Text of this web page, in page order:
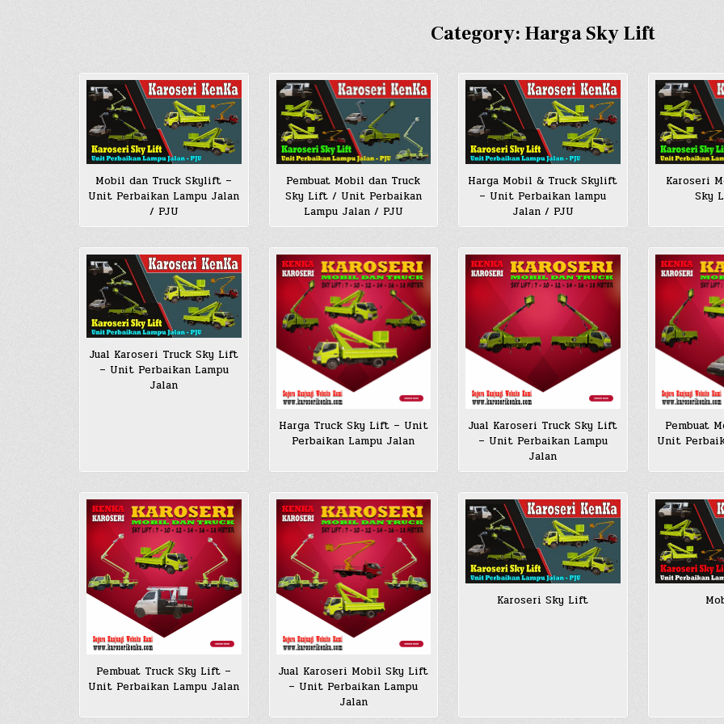
Category: Harga Sky Lift
Mobil dan Truck Skylift –
Unit Perbaikan Lampu Jalan
/ PJU
Pembuat Mobil dan Truck
Sky Lift / Unit Perbaikan
Lampu Jalan / PJU
Harga Mobil & Truck Skylift
– Unit Perbaikan lampu
Jalan / PJU
Karoseri
Sky
Jual Karoseri Truck Sky Lift
– Unit Perbaikan Lampu
Jalan
Harga Truck Sky Lift – Unit
Perbaikan Lampu Jalan
Jual Karoseri Truck Sky Lift
– Unit Perbaikan Lampu
Jalan
Pembuat
Unit
Pembuat Truck Sky Lift –
Unit Perbaikan Lampu Jalan
Jual Karoseri Mobil Sky Lift
– Unit Perbaikan Lampu
Jalan
Karoseri Sky Lift